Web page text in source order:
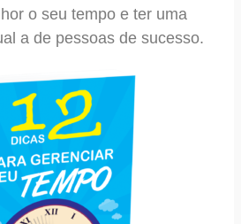
o seu tempo e ter uma
a de pessoas de sucesso.